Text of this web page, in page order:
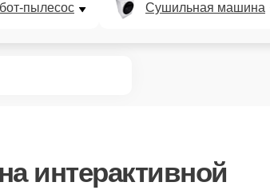
пылесос Сушильная машина
интерактивной